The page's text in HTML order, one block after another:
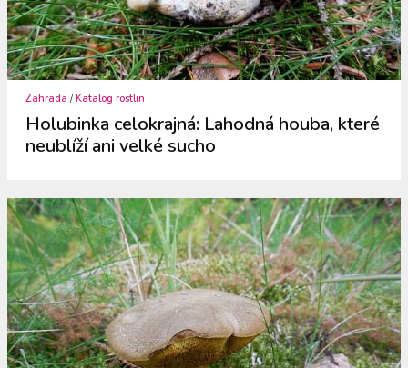
Zahrada / Katalog rostlin
Holubinka celokrajná: Lahodná houba, které
neublíží ani velké sucho